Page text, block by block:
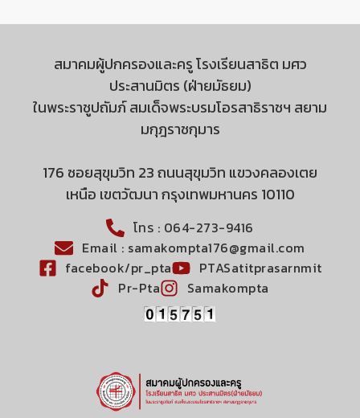
สมาคมผู้ปกครองและครู โรงเรียนสาธิต มศว
ประสานมิตร (ฝ่ายมัธยม)
ในพระราชูปถัมภ์ สมเด็จพระบรมโอรสาธิราชฯ สยาม
มกุฎราชกุมาร
176 ซอยสุขุมวิท 23 ถนนสุขุมวิท แขวงคลองเตย
เหนือ เขตวัฒนา กรุงเทพมหานคร 10110
โทร : 064-273-9416
Email : samakompta176@gmail.com
facebook/pr_pta
PTASatitprasarnmit
Pr-Pta
Samakompta